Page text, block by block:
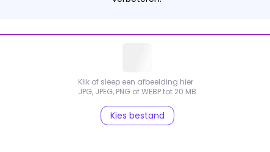
Klik of sleep een afbeelding hier
JPG, JPEG, PNG of WEBP tot 20 MB
Kies bestand